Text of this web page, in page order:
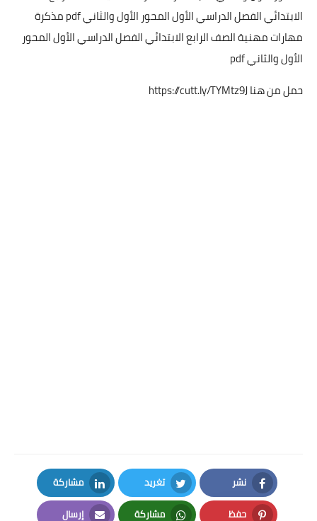
الابتدائي الفصل الدراسي الأول المحور الأول والثاني pdf مذكرة
مهارات مهنية الصف الرابع الابتدائي الفصل الدراسي الأول المحور
الأول والثاني pdf
حمل من هناhttps://cutt.ly/TYMtz9J
نشر
Facebook
تغريد
Twitter
مشاركة
LinkedIn
حفظ مشاركة إرسال